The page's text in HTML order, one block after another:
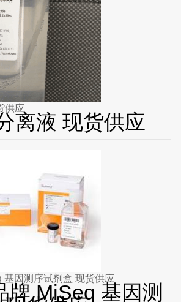
供应
离液 现货供应
基因测序试剂盒 现货供应
牌 MiSeq 基因测